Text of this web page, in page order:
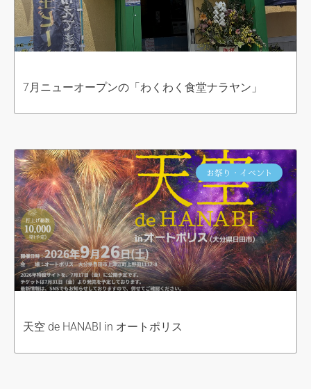
7月ニューオープンの「わくわく食堂ナラヤン」
お祭り・イベント
天空 de HANABI in オートポリス